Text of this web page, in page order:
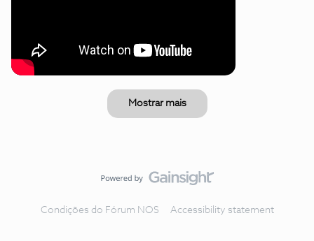
Mostrar mais
Condições do Fórum NOS Accessibility statement